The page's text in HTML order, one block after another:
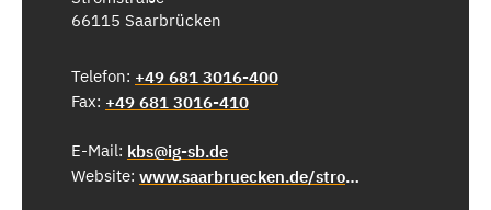
66115 Saarbrücken
Telefon: +49 681 3016-400
Fax: +49 681 3016-410
E-Mail: kbs@ig-sb.de
Website:
www.saarbruecken.de/stromstrassep24